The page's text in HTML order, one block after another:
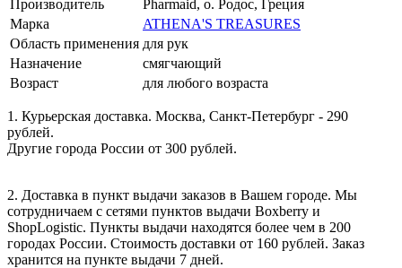
Производитель
Pharmaid, о. Родос, Греция
Марка
ATHENA'S TREASURES
Область применения для рук
Назначение
смягчающий
Возраст
для любого возраста
1. Курьерская доставка. Москва, Санкт-Петербург - 290
рублей.
Другие города России от 300 рублей.
2. Доставка в пункт выдачи заказов в Вашем городе. Мы
сотрудничаем с сетями пунктов выдачи Boxberry и
ShopLogistic. Пункты выдачи находятся более чем в 200
городах России. Стоимость доставки от 160 рублей. Заказ
хранится на пункте выдачи 7 дней.